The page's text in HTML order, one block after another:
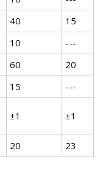
40
15
10 ---
60
20
15
---
±1 ±1
20 23